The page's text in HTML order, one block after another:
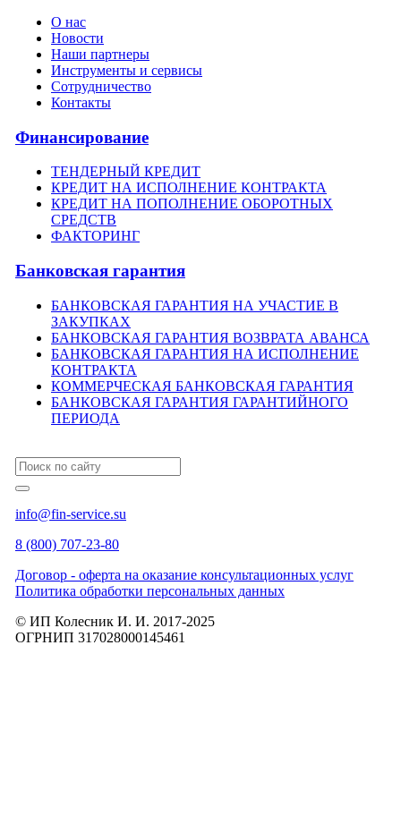
О нас
Новости
Наши партнеры
Инструменты и сервисы
Сотрудничество
Контакты
Финансирование
ТЕНДЕРНЫЙ КРЕДИТ
КРЕДИТ НА ИСПОЛНЕНИЕ КОНТРАКТА
КРЕДИТ НА ПОПОЛНЕНИЕ ОБОРОТНЫХ
СРЕДСТВ
ФАКТОРИНГ
Банковская гарантия
БАНКОВСКАЯ ГАРАНТИЯ НА УЧАСТИЕ В
ЗАКУПКАХ
БАНКОВСКАЯ ГАРАНТИЯ ВОЗВРАТА АВАНСА
БАНКОВСКАЯ ГАРАНТИЯ НА ИСПОЛНЕНИЕ
КОНТРАКТА
КОММЕРЧЕСКАЯ БАНКОВСКАЯ ГАРАНТИЯ
БАНКОВСКАЯ ГАРАНТИЯ ГАРАНТИЙНОГО
ПЕРИОДА
info@fin-service.su
8 (800) 707-23-80
Договор - оферта на оказание консультационных услуг
Политика обработки персональных данных
© ИП Колесник И. И. 2017-2025
ОГРНИП 317028000145461